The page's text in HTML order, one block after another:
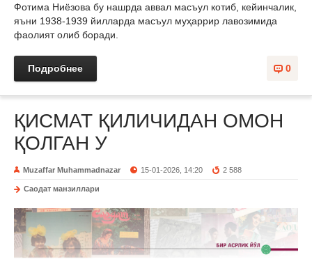
Фотима Ниёзова бу нашрда аввал масъул котиб, кейинчалик,
яъни 1938-1939 йилларда масъул муҳаррир лавозимида
фаолият олиб боради.
0
Подробнее
ҚИСМАТ ҚИЛИЧИДАН ОМОН
ҚОЛГАН У
Muzaffar Muhammadnazar 15-01-2026, 14:20 2 588
Саодат манзиллари